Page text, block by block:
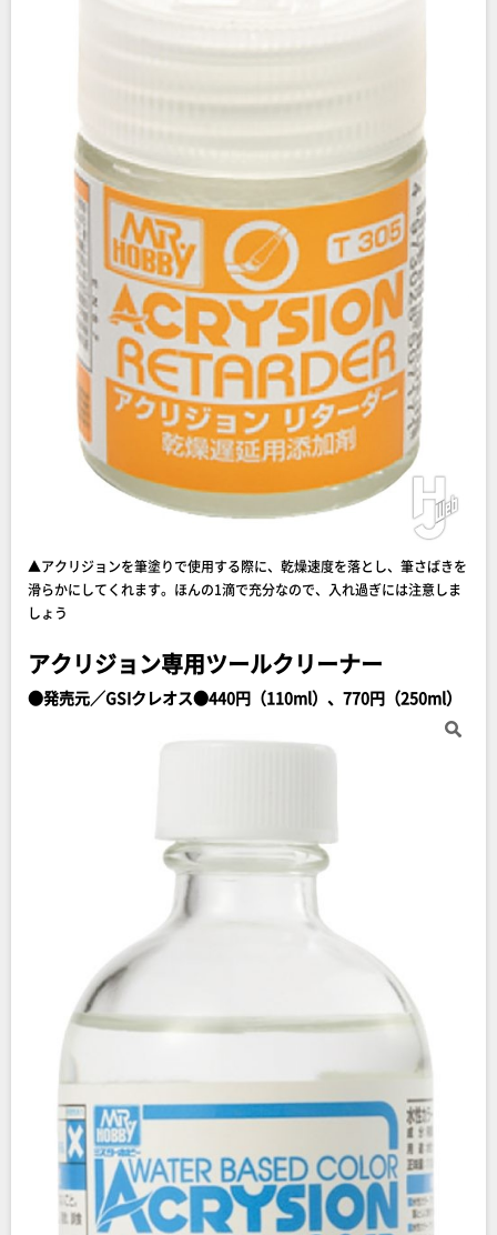
▲アクリジョンを筆塗りで使用する際に、乾燥速度を落とし、筆さばきを
滑らかにしてくれます。ほんの1滴で充分なので、入れ過ぎには注意しま
しょう
アクリジョン専用ツールクリーナー
●発売元／GSIクレオス●440円（110ml）、770円（250ml）